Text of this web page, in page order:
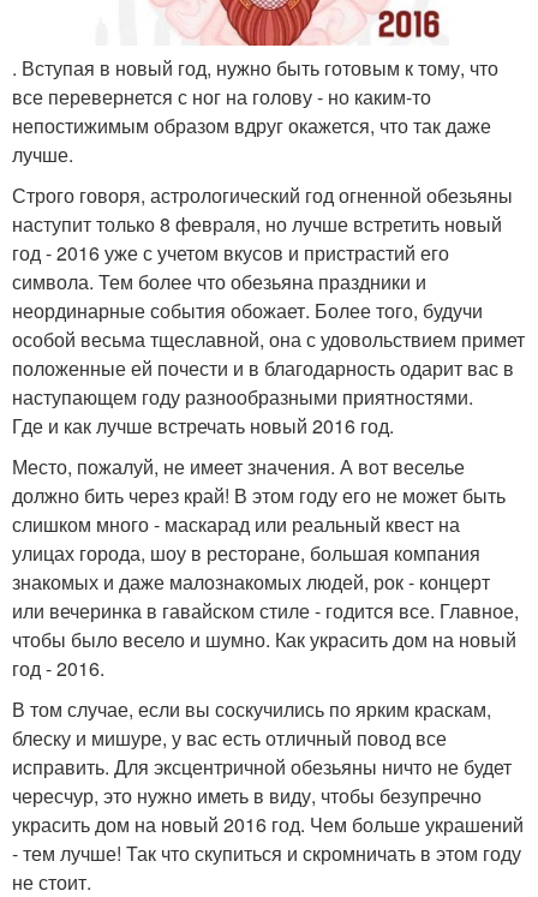
. Вступая в новый год, нужно быть готовым к тому, что
все перевернется с ног на голову - но каким-то
непостижимым образом вдруг окажется, что так даже
лучше.
Строго говоря, астрологический год огненной обезьяны
наступит только 8 февраля, но лучше встретить новый
год - 2016 уже с учетом вкусов и пристрастий его
символа. Тем более что обезьяна праздники и
неординарные события обожает. Более того, будучи
особой весьма тщеславной, она с удовольствием примет
положенные ей почести и в благодарность одарит вас в
наступающем году разнообразными приятностями.
Где и как лучше встречать новый 2016 год.
Место, пожалуй, не имеет значения. А вот веселье
должно бить через край! В этом году его не может быть
слишком много - маскарад или реальный квест на
улицах города, шоу в ресторане, большая компания
знакомых и даже малознакомых людей, рок - концерт
или вечеринка в гавайском стиле - годится все. Главное,
чтобы было весело и шумно. Как украсить дом на новый
год - 2016.
В том случае, если вы соскучились по ярким краскам,
блеску и мишуре, у вас есть отличный повод все
исправить. Для эксцентричной обезьяны ничто не будет
чересчур, это нужно иметь в виду, чтобы безупречно
украсить дом на новый 2016 год. Чем больше украшений
- тем лучше! Так что скупиться и скромничать в этом году
не стоит.